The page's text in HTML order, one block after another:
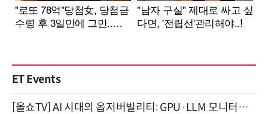
ET Events
[올쇼TV] AI 시대의 옵저버빌리티: GPU·LLM 모니터링부터 AI 기반 장애 대응까지 (8/11 생방송)